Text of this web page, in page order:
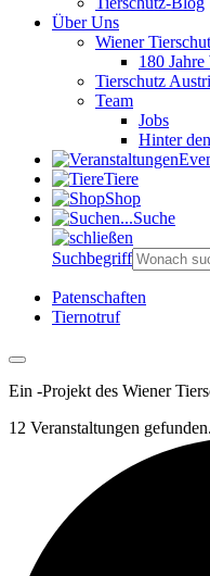
Über Uns
Wiener
180
Tierschutz
Team
Jobs
Hinter
Tiere
Shop
Suche
Suchbegriff
Patenschaften
Tiernotruf
Ein -Projekt des Wiener
12 Veranstaltungen gefunden.